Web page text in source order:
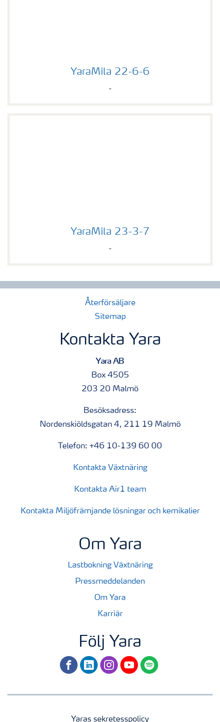
YaraMila 22-6-6
YaraMila 22-6-6
-
YaraMila 23-3-7
YaraMila 23-3-7
-
Återförsäljare
Sitemap
Kontakta Yara
Yara AB
Box 4505
203 20 Malmö
Besöksadress:
Nordenskiöldsgatan 4, 211 19 Malmö
Telefon: +46 10-139 60 00
Kontakta Växtnäring
Kontakta Air1 team
Kontakta Miljöfrämjande lösningar och kemikalier
Om Yara
Lastbokning Växtnäring
Pressmeddelanden
Om Yara
Karriär
Följ Yara
facebooklinkedininstagram
youtubespotify
Yaras sekretesspolicy